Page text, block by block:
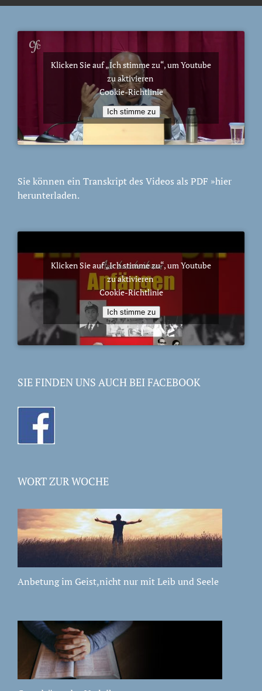
Klicken Sie auf „Ich stimme zu“, um Youtube
zu aktivieren
Cookie-Richtlinie
Ich stimme zu
Sie können ein Transkript des Videos als PDF »hier
herunterladen.
Klicken Sie auf „Ich stimme zu“, um Youtube
zu aktivieren
Cookie-Richtlinie
Ich stimme zu
SIE FINDEN UNS AUCH BEI FACEBOOK
WORT ZUR WOCHE
Anbetung im Geist,nicht nur mit Leib und Seele